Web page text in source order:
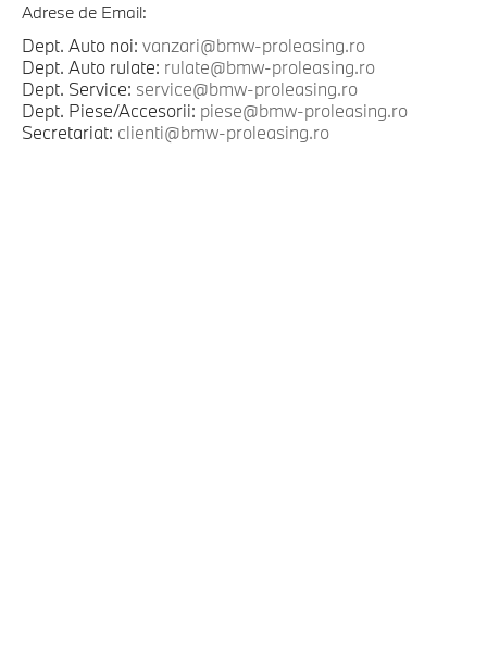
Adrese de Email:
Dept. Auto noi: vanzari@bmw-proleasing.ro
Dept. Auto rulate: rulate@bmw-proleasing.ro
Dept. Service: service@bmw-proleasing.ro
Dept. Piese/Accesorii: piese@bmw-proleasing.ro
Secretariat: clienti@bmw-proleasing.ro